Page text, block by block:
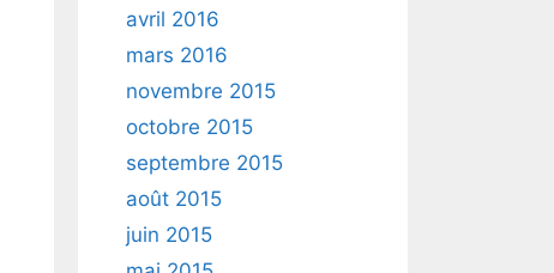
avril 2016
mars 2016
novembre 2015
octobre 2015
septembre 2015
août 2015
juin 2015